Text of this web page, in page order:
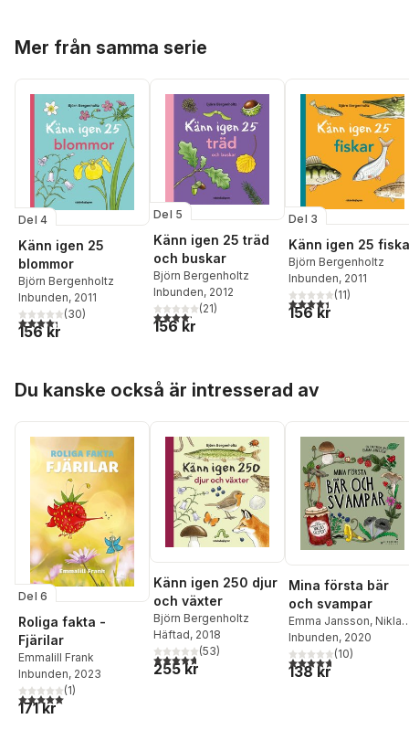
Mer från samma serie
Del 4
Känn igen 25
blommor
Björn Bergenholtz
Inbunden, 2011
4,3utav 5 stjärnor. Totalt antal röster:
(30)
156 kr
Del 5
Känn igen 25 träd
och buskar
Björn Bergenholtz
Inbunden, 2012
4,2utav 5 stjärnor. Totalt antal röster:
(21)
156 kr
Del 3
Känn igen 25
Björn Bergenholtz
Inbunden, 2011
4,4utav 5 stjärnor.
(11)
156 kr
Du kanske också är intresserad av
Del 6
Roliga fakta -
Fjärilar
Emmalill Frank
Inbunden, 2023
5,0utav 5 stjärnor. Totalt antal röster:
(1)
171 kr
Känn igen 250 djur
och växter
Björn Bergenholtz
Häftad, 2018
4,7utav 5 stjärnor. Totalt antal röster:
(53)
255 kr
Mina första bär
och svampar
Emma Jansson, Niklas
Ekstedt
Inbunden, 2020
4,7utav 5 stjärnor.
(10)
138 kr